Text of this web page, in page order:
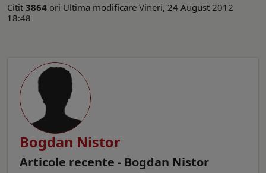
Citit 3864 ori Ultima modificare Vineri, 24 August 2012
18:48
Bogdan Nistor
Articole recente - Bogdan Nistor